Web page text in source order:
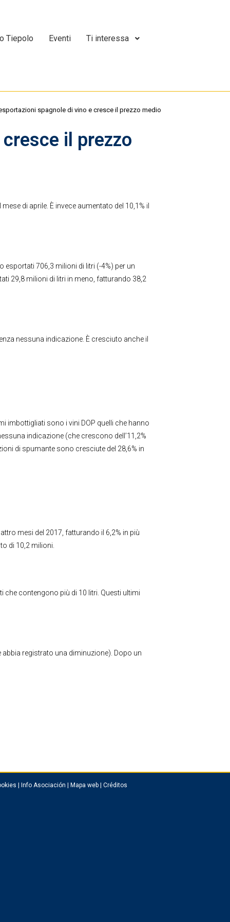
Tiepolo Eventi Ti interessa
il prezzo
spagnole di vino e cresce il prezzo medio
di aprile. È invece aumentato del 10,1% il
esportati 706,3 milioni di litri (-4%) per un
29,8 milioni di litri in meno, fatturando 38,2
nessuna indicazione. È cresciuto anche il
imbottigliati sono i vini DOP quelli che hanno
indicazione (che crescono dell’11,2%
di spumante sono cresciute del 28,6% in
mesi del 2017, fatturando il 6,2% in più
di 10,2 milioni.
che contengono più di 10 litri. Questi ultimi
registrato una diminuzione). Dopo un
|Info Asociación |Mapa web |Créditos